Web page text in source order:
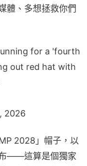
體、多想拯救你們
for a 'fourth
out red hat with
2026
2028」帽子，以
——這算是個獨家